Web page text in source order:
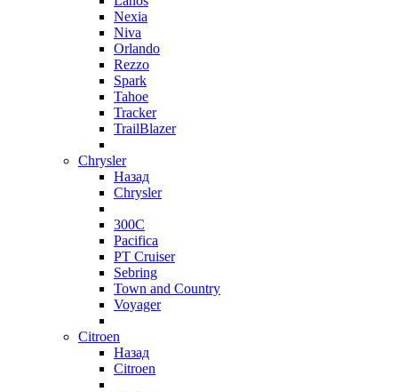
Nexia
Niva
Orlando
Rezzo
Spark
Tahoe
Tracker
TrailBlazer
Chrysler
Назад
Chrysler
300C
Pacifica
PT Cruiser
Sebring
Town and Country
Voyager
Citroen
Назад
Citroen